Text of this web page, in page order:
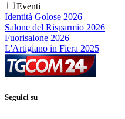
Eventi
Identità Golose 2026
Salone del Risparmio 2026
Fuorisalone 2026
L'Artigiano in Fiera 2025
Seguici su